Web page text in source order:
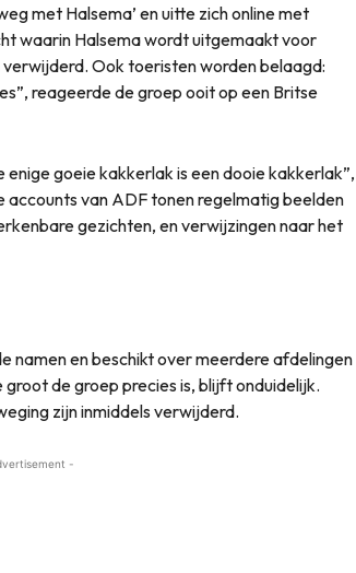
met Halsema’ en uitte zich online met
waarin Halsema wordt uitgemaakt voor
verwijderd. Ook toeristen worden belaagd:
reageerde de groep ooit op een Britse
goeie kakkerlak is een dooie kakkerlak”,
van ADF tonen regelmatig beelden
gezichten, en verwijzingen naar het
namen en beschikt over meerdere afdelingen
groot de groep precies is, blijft onduidelijk.
zijn inmiddels verwijderd.
-